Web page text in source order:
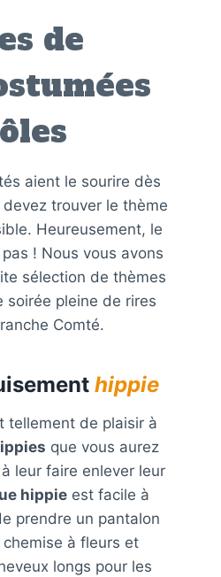
de
aient le sourire dès
trouver le thème
Heureusement, le
! Nous vous avons
sélection de thèmes
soirée pleine de rires
Comté.
hippie
tellement de plaisir à
que vous aurez
leur faire enlever leur
hippie est facile à
prendre un pantalon
à fleurs et
longs pour les